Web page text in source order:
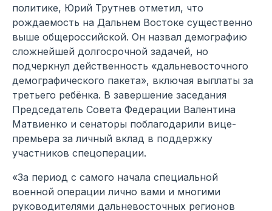
политике, Юрий Трутнев отметил, что
рождаемость на Дальнем Востоке существенно
выше общероссийской. Он назвал демографию
сложнейшей долгосрочной задачей, но
подчеркнул действенность «дальневосточного
демографического пакета», включая выплаты за
третьего ребёнка. В завершение заседания
Председатель Совета Федерации Валентина
Матвиенко и сенаторы поблагодарили вице-
премьера за личный вклад в поддержку
участников спецоперации.
«За период с самого начала специальной
военной операции лично вами и многими
руководителями дальневосточных регионов